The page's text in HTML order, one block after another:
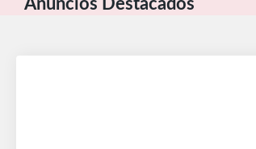
Anuncios Destacados